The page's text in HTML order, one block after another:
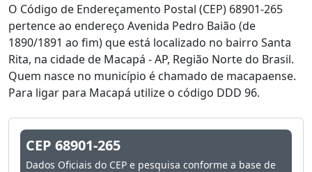
O Código de Endereçamento Postal (CEP) 68901-265
pertence ao endereço Avenida Pedro Baião (de
1890/1891 ao fim) que está localizado no bairro Santa
Rita, na cidade de Macapá - AP, Região Norte do Brasil.
Quem nasce no município é chamado de macapaense.
Para ligar para Macapá utilize o código DDD 96.
CEP 68901-265
Dados Oficiais do CEP e pesquisa conforme a base de